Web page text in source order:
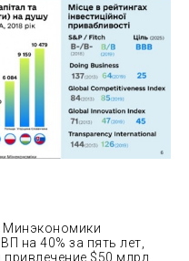
Минэкономики
на 40% за пять лет,
$50 млрд